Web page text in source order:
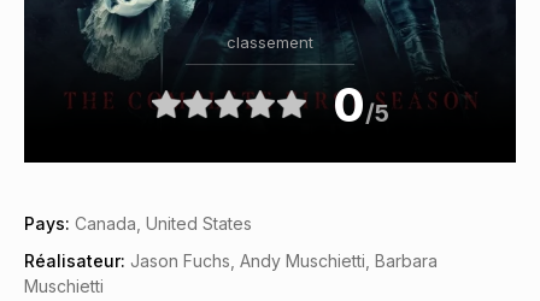
classement
0/5
Pays: Canada, United States
Réalisateur: Jason Fuchs, Andy Muschietti, Barbara
Muschietti